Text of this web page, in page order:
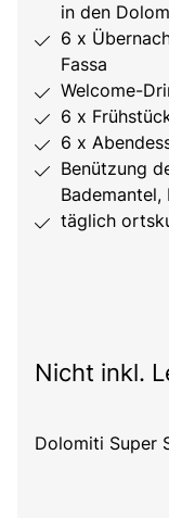
in den
6 x
Fassa
Welcome-
6 x
6 x
Benützung
Bademantel,
täglich
Nicht inkl.
Dolomiti Super